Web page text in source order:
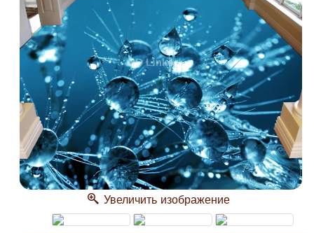
Увеличить изображение